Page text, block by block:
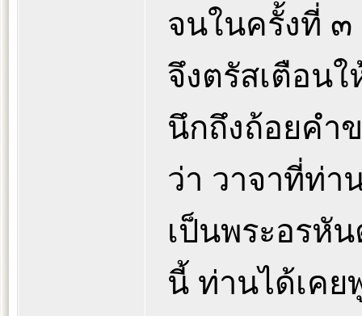
จนในครั้งที่ ๓
จึงตรัสเตือน
นึกถึงถ้อยคำ
ว่า วาจาที่ท่า
เป็นพระอรหั
นี้ ท่านได้เค